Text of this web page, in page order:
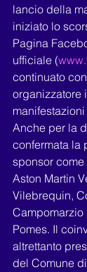
lancio della
iniziato lo
Pagina
ufficiale (
continuato
organizzatore
Anche per la
confermata la
sponsor come
Aston Martin
Vilebrequin,
Campomarzio
Pomes. Il
altrettanto
del Comune